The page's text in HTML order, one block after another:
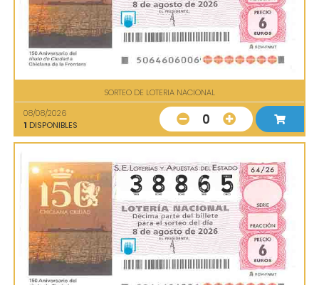
SORTEO DE LOTERIA NACIONAL
08/08/2026
1 DISPONIBLES 0